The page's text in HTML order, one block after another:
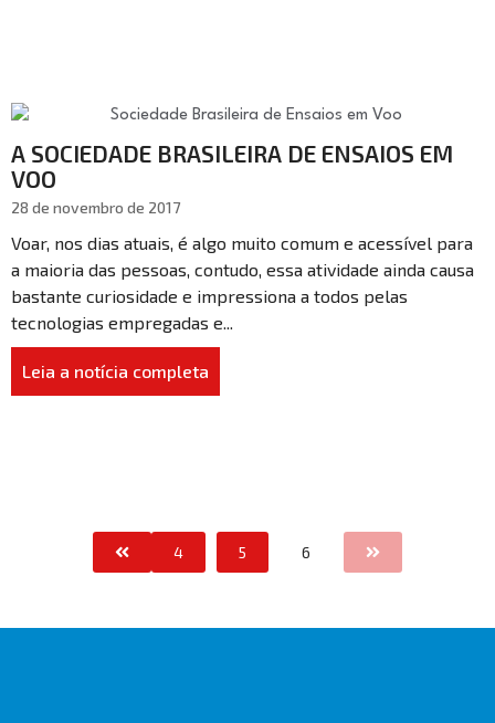
A SOCIEDADE BRASILEIRA DE ENSAIOS EM
VOO
28 de novembro de 2017
Voar, nos dias atuais, é algo muito comum e acessível para
a maioria das pessoas, contudo, essa atividade ainda causa
bastante curiosidade e impressiona a todos pelas
tecnologias empregadas e...
Leia a notícia completa
4 5 6